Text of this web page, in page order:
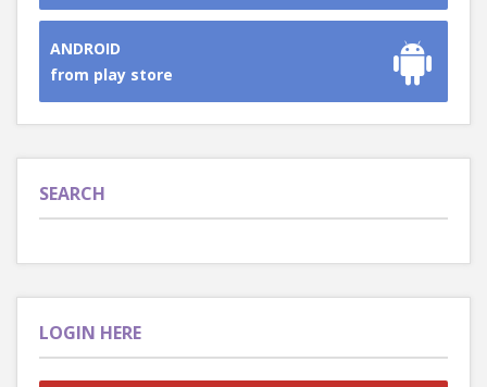
ANDROID
from play store
SEARCH
LOGIN HERE